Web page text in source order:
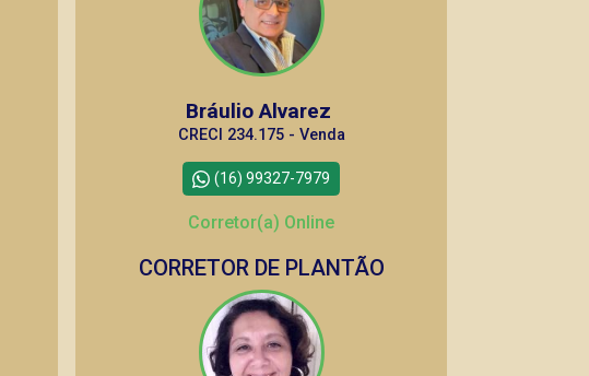
Bráulio Alvarez
CRECI 234.175 - Venda
(16) 99327-7979
Corretor(a) Online
CORRETOR DE PLANTÃO